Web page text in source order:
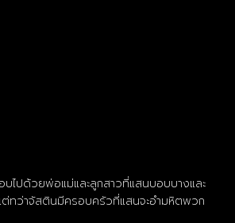
ไปด้วยพ่อแม่และลูกสาวที่แสนบอบบางและ
ต่ทว่าจัสตินมีครอบครัวที่แสนจะอำมหิตพวก